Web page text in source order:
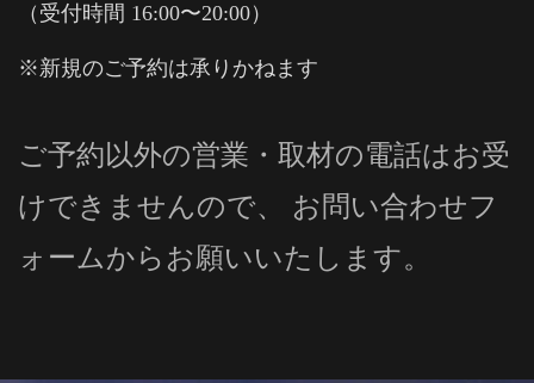
（受付時間 16:00〜20:00）
※新規のご予約は承りかねます
ご予約以外の営業・取材の電話はお受
けできませんので、 お問い合わせフ
ォームからお願いいたします。